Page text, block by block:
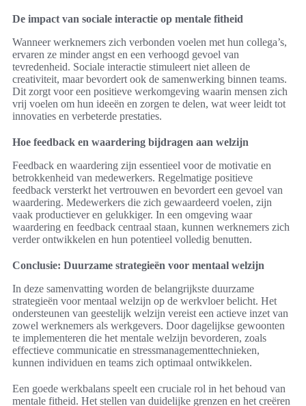
De impact van sociale interactie op mentale fitheid
Wanneer werknemers zich verbonden voelen met hun collega’s,
ervaren ze minder angst en een verhoogd gevoel van
tevredenheid. Sociale interactie stimuleert niet alleen de
creativiteit, maar bevordert ook de samenwerking binnen teams.
Dit zorgt voor een positieve werkomgeving waarin mensen zich
vrij voelen om hun ideeën en zorgen te delen, wat weer leidt tot
innovaties en verbeterde prestaties.
Hoe feedback en waardering bijdragen aan welzijn
Feedback en waardering zijn essentieel voor de motivatie en
betrokkenheid van medewerkers. Regelmatige positieve
feedback versterkt het vertrouwen en bevordert een gevoel van
waardering. Medewerkers die zich gewaardeerd voelen, zijn
vaak productiever en gelukkiger. In een omgeving waar
waardering en feedback centraal staan, kunnen werknemers zich
verder ontwikkelen en hun potentieel volledig benutten.
Conclusie: Duurzame strategieën voor mentaal welzijn
In deze samenvatting worden de belangrijkste duurzame
strategieën voor mentaal welzijn op de werkvloer belicht. Het
ondersteunen van geestelijk welzijn vereist een actieve inzet van
zowel werknemers als werkgevers. Door dagelijkse gewoonten
te implementeren die het mentale welzijn bevorderen, zoals
effectieve communicatie en stressmanagementtechnieken,
kunnen individuen en teams zich optimaal ontwikkelen.
Een goede werkbalans speelt een cruciale rol in het behoud van
mentale fitheid. Het stellen van duidelijke grenzen en het creëren